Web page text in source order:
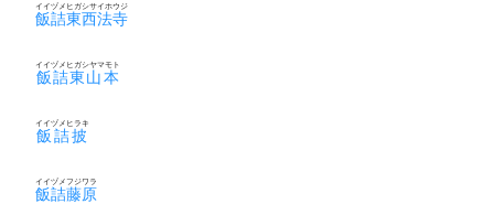
飯詰東西法寺
イイヅメヒガシサイホウジ
飯詰東山本
イイヅメヒガシヤマモト
飯詰披
イイヅメヒラキ
飯詰藤原
イイヅメフジワラ